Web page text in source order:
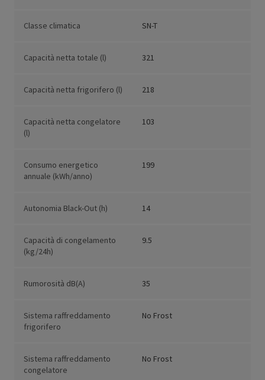
Classe climatica SN-T
Capacità netta totale (l) 321
Capacità netta frigorifero (l) 218
Capacità netta congelatore
(l)
103
Consumo energetico
annuale (kWh/anno)
199
Autonomia Black-Out (h) 14
Capacità di congelamento
(kg/24h)
9.5
Rumorosità dB(A) 35
Sistema raffreddamento
frigorifero
No Frost
Sistema raffreddamento
congelatore
No Frost